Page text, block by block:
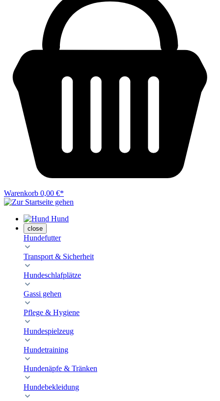
Warenkorb 0,00 €*
Hund
close
Hundefutter
Transport & Sicherheit
Hundeschlafplätze
Gassi gehen
Pflege & Hygiene
Hundespielzeug
Hundetraining
Hundenäpfe & Tränken
Hundebekleidung